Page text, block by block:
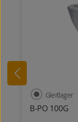
B-PO 100G
Gleitlager